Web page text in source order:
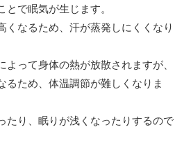
で眠気が生じます。
くなるため、汗が蒸発しにくくなり
って身体の熱が放散されますが、
るため、体温調節が難しくなりま
たり、眠りが浅くなったりするので